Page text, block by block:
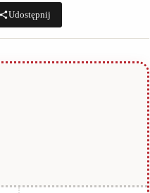
Udostępnij